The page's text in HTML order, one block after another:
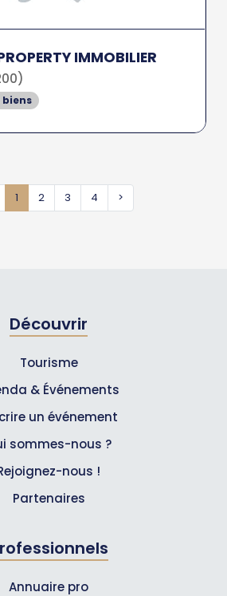
IMMOBILIER
biens
1 2 3 4 >
Découvrir
Tourisme
& Événements
un événement
sommes-nous ?
nous !
Partenaires
Annuaire pro